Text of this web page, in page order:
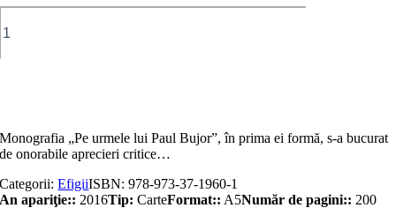
Monografia „Pe urmele lui Paul Bujor”, în prima ei formă, s-a bucurat
de onorabile aprecieri critice…
Categorii:EfigiiISBN:978-973-37-1960-1
An apariţie:: 2016Tip: CarteFormat:: A5Număr de pagini:: 200